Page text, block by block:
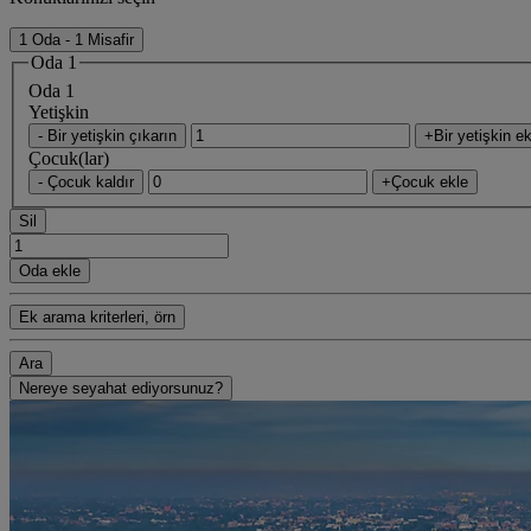
1 Oda - 1 Misafir
Oda 1
Oda 1
Yetişkin
- Bir yetişkin çıkarın +Bir yetişkin
Çocuk(lar)
- Çocuk kaldır +Çocuk ekle
Sil
Oda ekle
Ek arama kriterleri, örn
Ara
Nereye seyahat ediyorsunuz?